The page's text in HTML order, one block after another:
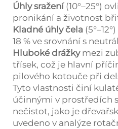
Úhly sražení (10°–25°)
pronikání a životnost
Kladné úhly čela
18 % ve srovnání s
Hluboké drážky mezi
třísek, což je hlavní
pilového kotouče při
Tyto vlastnosti činí
účinnými v prostředích
nečistot, jako je
uvedeno v analýze